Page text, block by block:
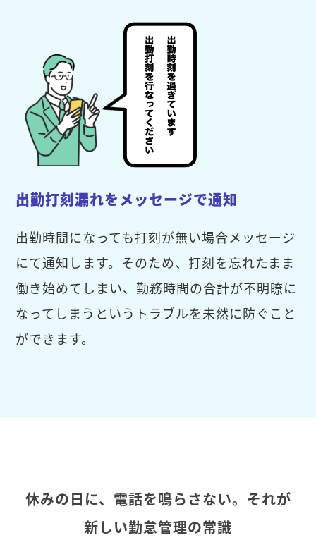
出勤打刻漏れをメッセージで通知
出勤時間になっても打刻が無い場合メッセージ
にて通知します。そのため、打刻を忘れたまま
働き始めてしまい、勤務時間の合計が不明瞭に
なってしまうというトラブルを未然に防ぐこと
ができます。
休みの日に、電話を鳴らさない。それが
新しい勤怠管理の常識